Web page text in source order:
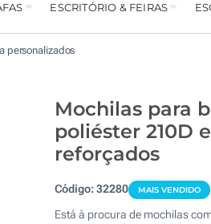
ESCRITÓRIO & FEIRAS
personalizados
Mochilas para
poliéster 210D
reforçados
Código:32280 MAIS VENDIDO
Está à procura de mochilas